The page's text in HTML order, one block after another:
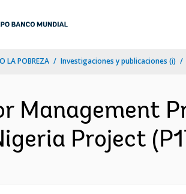
LA POBREZA Investigaciones y publicaciones (i)
Management
Project